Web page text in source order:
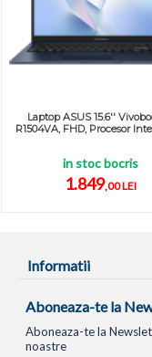
Laptop ASUS 15.6''
R1504VA, FHD, Procesor
in stoc bocris
1.849,00 LEI
Informatii
Aboneaza-te la
Aboneaza-te la
noastre